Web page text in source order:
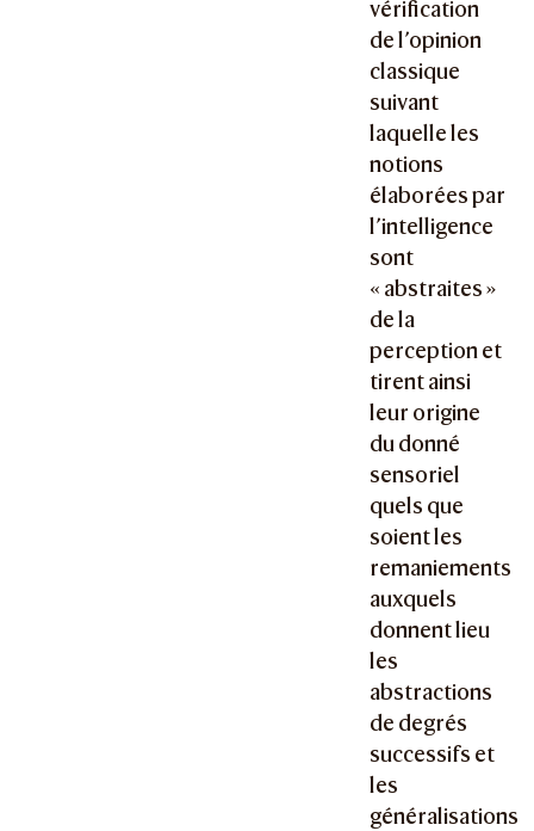
vérification
de l’opinion
classique
suivant
laquelle les
notions
élaborées par
l’intelligence
sont
« abstraites »
de la
perception et
tirent ainsi
leur origine
du donné
sensoriel
quels que
soient les
remaniements
auxquels
donnent lieu
les
abstractions
de degrés
successifs et
les
généralisations